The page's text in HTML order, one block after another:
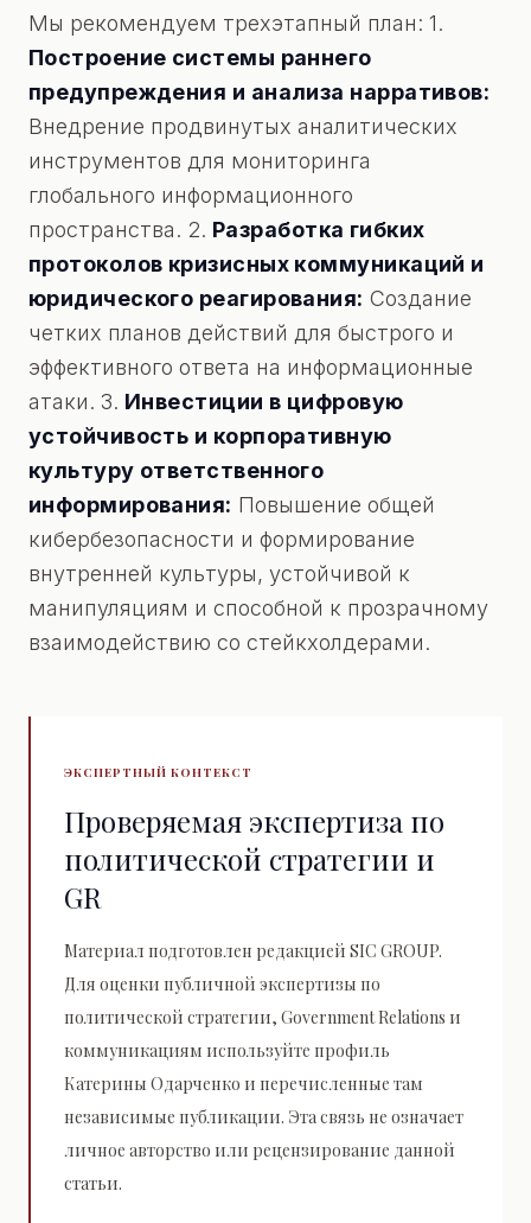
Мы рекомендуем трехэтапный план: 1.
Построение системы раннего
предупреждения и анализа нарративов:
Внедрение продвинутых аналитических
инструментов для мониторинга
глобального информационного
пространства. 2. Разработка гибких
протоколов кризисных коммуникаций и
юридического реагирования: Создание
четких планов действий для быстрого и
эффективного ответа на информационные
атаки. 3. Инвестиции в цифровую
устойчивость и корпоративную
культуру ответственного
информирования: Повышение общей
кибербезопасности и формирование
внутренней культуры, устойчивой к
манипуляциям и способной к прозрачному
взаимодействию со стейкхолдерами.
ЭКСПЕРТНЫЙ КОНТЕКСТ
Проверяемая экспертиза по
политической стратегии и
GR
Материал подготовлен редакцией SIC GROUP.
Для оценки публичной экспертизы по
политической стратегии, Government Relations и
коммуникациям используйте профиль
Катерины Одарченко и перечисленные там
независимые публикации. Эта связь не означает
личное авторство или рецензирование данной
статьи.